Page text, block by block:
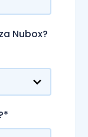
Nubox?
*